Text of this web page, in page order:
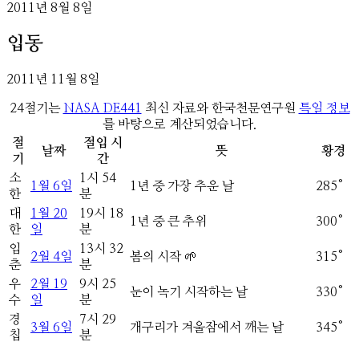
2011 년 8월 8일
입동
2011년 11월 8일
24절기는 NASA DE441 최신 자료와 한국천문연구원 특일 정보
를 바탕으로 계산되었습니다.
절
기
날짜
절입 시
간
뜻 황경
소
한
1월 6일
1시 54
분
1년 중 가장 추운 날 285°
대
한
1월 20
일
19시
18
분
1년 중 큰 추위 300°
입
춘
2월 4일
13시 32
분
봄의 시작 🌱 315°
우
수
2월 19
일
9시 25
분
눈이 녹기 시작하는 날 330°
경
칩
3월 6일
7시 29
분
개구리가 겨울잠에서 깨는 날 345°